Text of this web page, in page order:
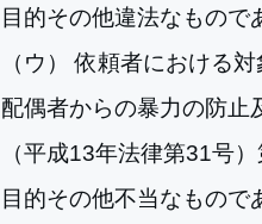
目的その他違法なもの
（ウ） 依頼者における
配偶者からの暴力の防止
（平成13年法律第31号
目的その他不当なもの